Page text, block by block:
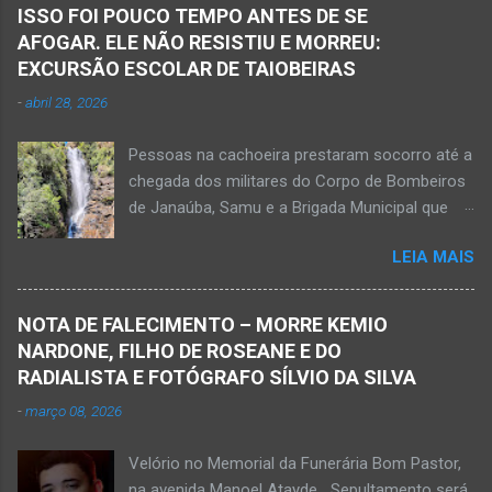
morreu e a outra vítima ficou gravemente
ferida e foi levada pelos socorristas do Samu
para o hospital na cidade de Monte Azul. Essa
do Suporte Aéreo Avançado de Vida (SAAV)
para unidade hospi...
ISSO FOI POUCO TEMPO ANTES DE SE
AFOGAR. ELE NÃO RESISTIU E MORREU:
EXCURSÃO ESCOLAR DE TAIOBEIRAS
-abril 28, 2026
Pessoas na cachoeira prestaram socorro até a
chegada dos militares do Corpo de Bombeiros
de Janaúba, Samu e a Brigada Municipal que
resistiu e foi a óbito Foto álbum pessoal Kauan
Pereira Alves publicou em sua rede social a
foto em que apreciava a Cachoeira Maria Rosa,
em Mato Verde, pouco tempo antes de se
afogar e depois vir a óbito nesta terça-feira, dia
socorrem estudante que se afogou em
LEIA MAIS
NOTA DE FALECIMENTO – MORRE KEMIO
NARDONE, FILHO DE ROSEANE E DO
RADIALISTA E FOTÓGRAFO SÍLVIO DA SILVA
-março 08, 2026
Velório no Memorial da Funerária Bom Pastor,